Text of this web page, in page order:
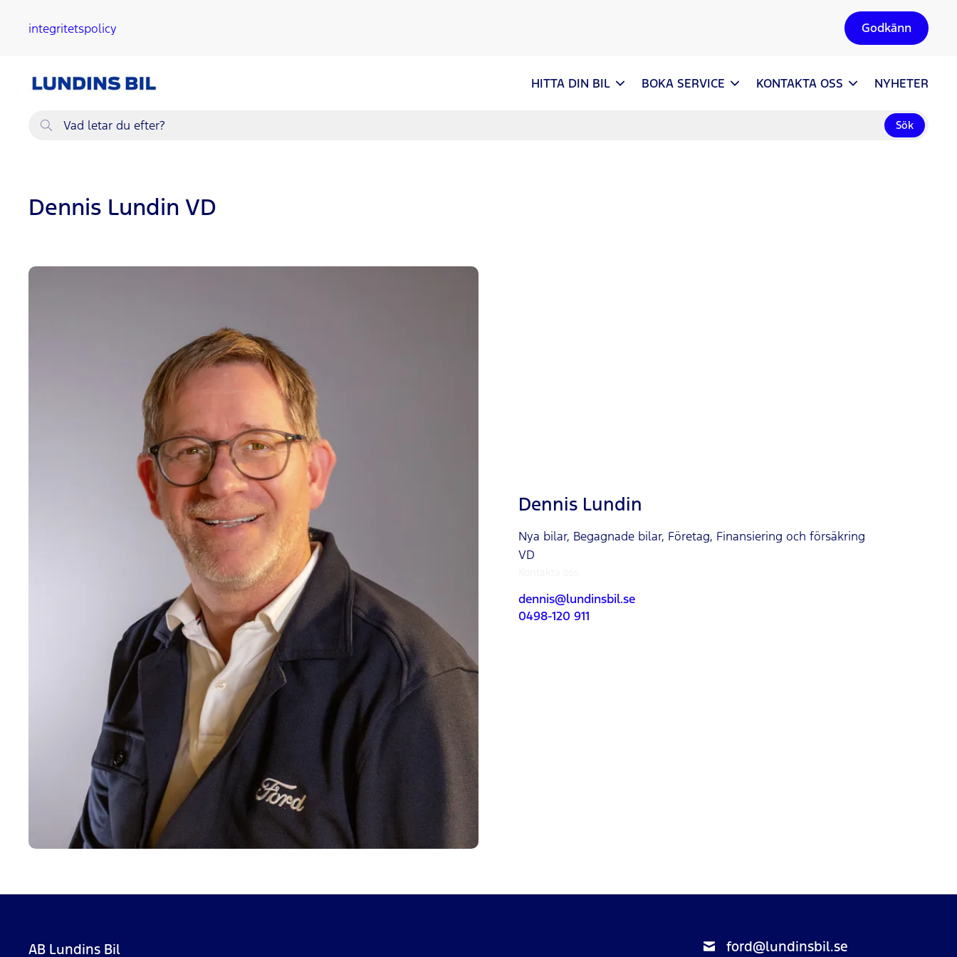
huvudinnehållet
integritetspolicy Godkänn
HITTA DIN BIL BOKA SERVICE KONTAKTA OSS NYHETER
Vad
Sök
Dennis Lundin VD
Dennis Lundin
Nya bilar, Begagnade bilar, Företag, Finansiering och försäkring
VD
dennis@lundinsbil.se
0498-120 911
AB Lundins Bil ford@lundinsbil.se